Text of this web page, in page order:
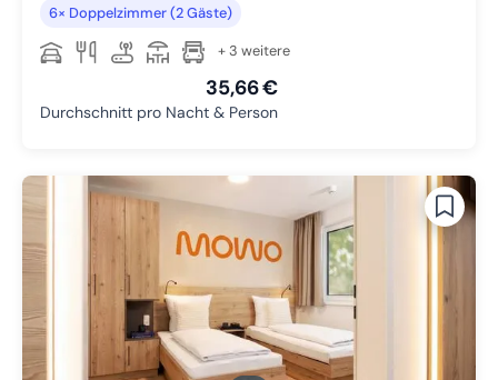
6× Doppelzimmer (2 Gäste)
+ 3 weitere
35,66 €
Durchschnitt pro Nacht & Person